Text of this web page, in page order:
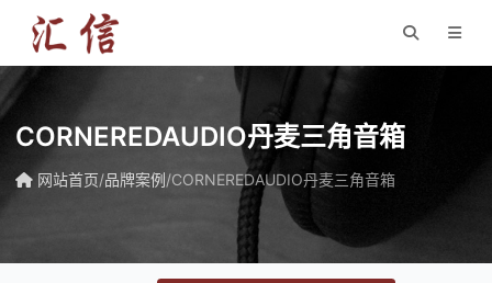
CORNEREDAUDIO丹麦三角音箱
网站首页/品牌案例/CORNEREDAUDIO丹麦三角音箱